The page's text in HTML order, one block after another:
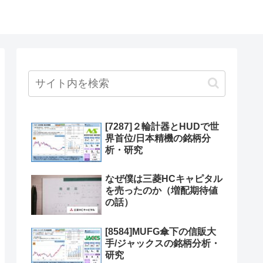
[7287]２輪計器とHUDで世
界首位/日本精機の銘柄分
析・研究
なぜ僕は三菱HCキャピタル
を売ったのか（増配期待値
の話）
[8584]MUFG傘下の信販大
手/ジャックスの銘柄分析・
研究